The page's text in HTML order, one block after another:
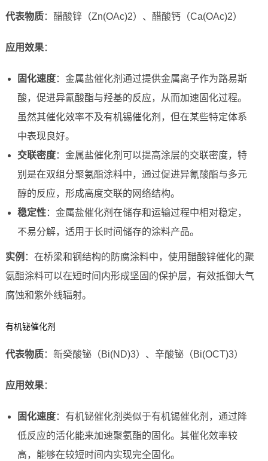
代表物质：醋酸锌（Zn(OAc)2）、醋酸钙（Ca(OAc)2）
应用效果：
固化速度：金属盐催化剂通过提供金属离子作为路易斯
酸，促进异氰酸酯与羟基的反应，从而加速固化过程。
虽然其催化效率不及有机锡催化剂，但在某些特定体系
中表现良好。
交联密度：金属盐催化剂可以提高涂层的交联密度，特
别是在双组分聚氨酯涂料中，通过促进异氰酸酯与多元
醇的反应，形成高度交联的网络结构。
稳定性：金属盐催化剂在储存和运输过程中相对稳定，
不易分解，适用于长时间储存的涂料产品。
实例 ：在桥梁和钢结构的防腐涂料中，使用醋酸锌催化的聚
氨酯涂料可以在短时间内形成坚固的保护层，有效抵御大气
腐蚀和紫外线辐射。
有机铋催化剂
代表物质：新癸酸铋（Bi(ND)3）、辛酸铋（Bi(OCT)3）
应用效果：
固化速度：有机铋催化剂类似于有机锡催化剂，通过降
低反应的活化能来加速聚氨酯的固化。其催化效率较
高，能够在较短时间内实现完全固化。